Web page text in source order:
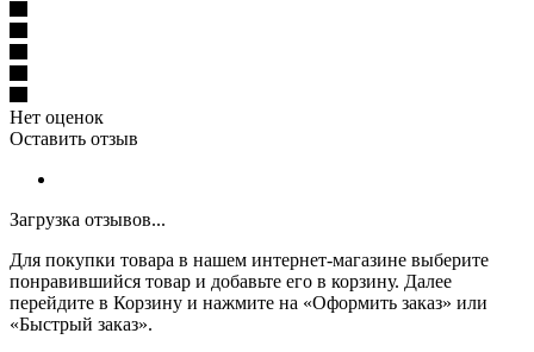
Нет оценок
Оставить отзыв
Загрузка отзывов...
Для покупки товара в нашем интернет-магазине выберите
понравившийся товар и добавьте его в корзину. Далее
перейдите в Корзину и нажмите на «Оформить заказ» или
«Быстрый заказ».